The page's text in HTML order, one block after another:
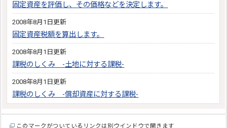
固定資産を評価し、その価格などを決定します。
2008年8月1日更新
固定資産税額を算出します。
2008年8月1日更新
課税のしくみ -土地に対する課税-
2008年8月1日更新
課税のしくみ -償却資産に対する課税-
このマークがついているリンクは別ウインドウで開きます